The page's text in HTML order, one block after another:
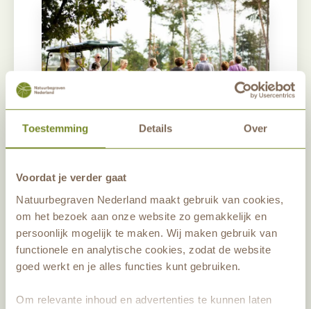
Toestemming Details Over
Voordat je verder gaat
Natuurbegraven Nederland maakt gebruik van cookies,
om het bezoek aan onze website zo gemakkelijk en
persoonlijk mogelijk te maken. Wij maken gebruik van
functionele en analytische cookies, zodat de website
goed werkt en je alles functies kunt gebruiken.
Om relevante inhoud en advertenties te kunnen laten
Deel dit artikel